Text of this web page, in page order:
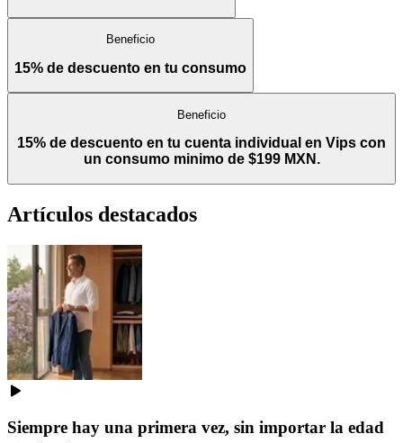
Beneficio
15% de descuento en tu consumo
Beneficio
15% de descuento en tu cuenta individual en Vips con
un consumo minimo de $199 MXN.
Artículos destacados
Siempre hay una primera vez, sin importar la edad